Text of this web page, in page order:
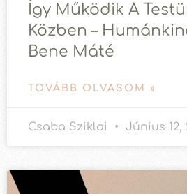
Így Működik A
Közben –
Bene Máté
TOVÁBB OLVASOM »
Csaba Sziklai Június 12,